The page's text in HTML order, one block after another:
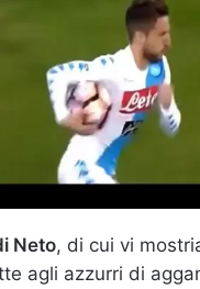
Neto, di cui vi
agli azzurri di